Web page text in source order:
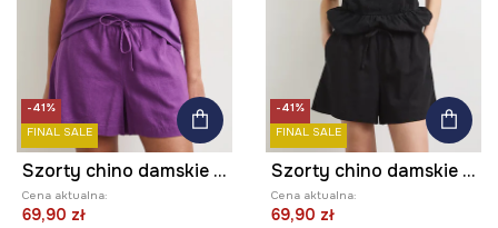
-41%
FINAL SALE
Szorty chino damskie z lnem
Cena aktualna:
69,90 zł
-41%
FINAL SALE
Szorty chino damskie z lnem
Cena aktualna:
69,90 zł